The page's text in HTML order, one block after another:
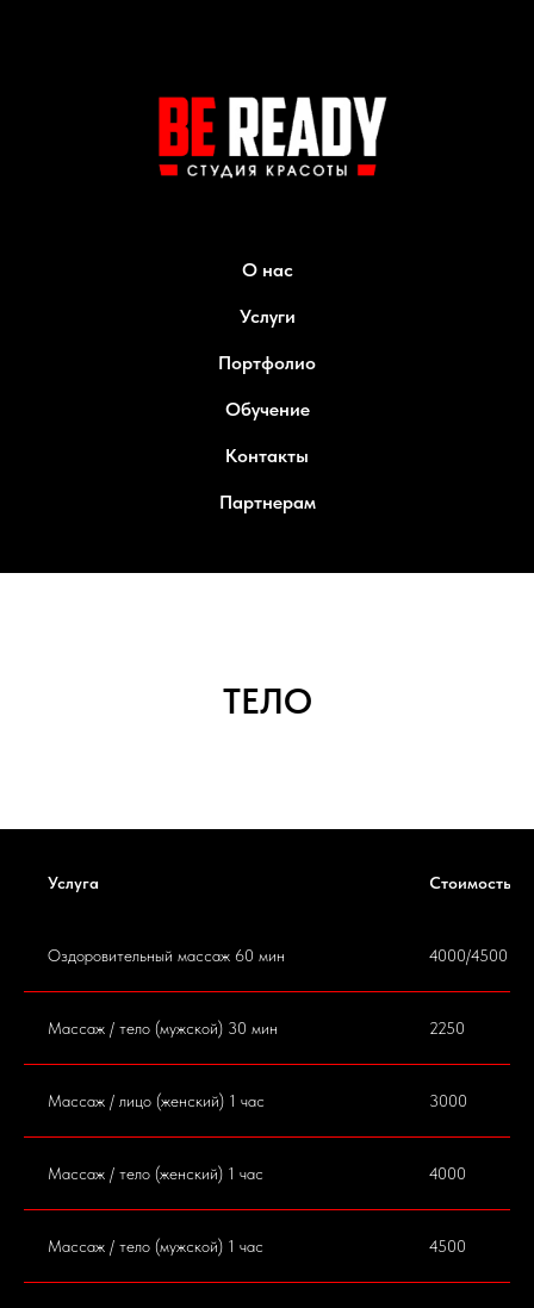
О нас
Услуги
Портфолио
Обучение
Контакты
Партнерам
ТЕЛО
Услуга Стоимость
Оздоровительный массаж 60 мин 4000/4500
Массаж / тело (мужской) 30 мин 2250
Массаж / лицо (женский) 1 час 3000
Массаж / тело (женский) 1 час 4000
Массаж / тело (мужской) 1 час 4500